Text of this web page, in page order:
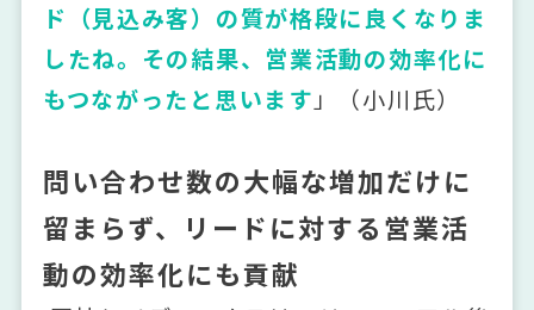
ド（見込み客）の質が格段に良くなりま
したね。その結果、営業活動の効率化に
もつながったと思います」（小川氏）
問い合わせ数の大幅な増加だけに
留まらず、リードに対する営業活
動の効率化にも貢献